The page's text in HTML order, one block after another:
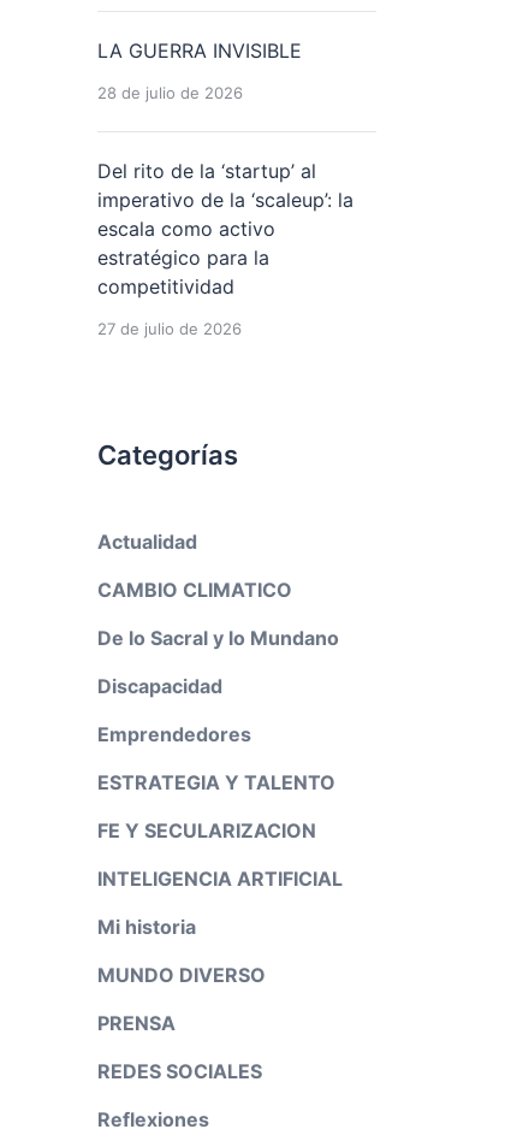
LA GUERRA INVISIBLE
28 de julio de 2026
Del rito de la ‘startup’ al
imperativo de la ‘scaleup’: la
escala como activo
estratégico para la
competitividad
27 de julio de 2026
Categorías
Actualidad
CAMBIO CLIMATICO
De lo Sacral y lo Mundano
Discapacidad
Emprendedores
ESTRATEGIA Y TALENTO
FE Y SECULARIZACION
INTELIGENCIA ARTIFICIAL
Mi historia
MUNDO DIVERSO
PRENSA
REDES SOCIALES
Reflexiones